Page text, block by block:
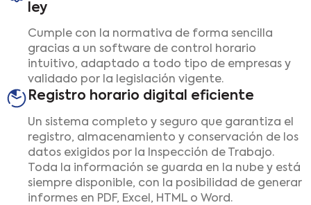
ley
Cumple con la normativa de forma sencilla
gracias a un software de control horario
intuitivo, adaptado a todo tipo de empresas y
validado por la legislación vigente.
Registro horario digital eficiente
Un sistema completo y seguro que garantiza el
registro, almacenamiento y conservación de los
datos exigidos por la Inspección de Trabajo.
Toda la información se guarda en la nube y está
siempre disponible, con la posibilidad de generar
informes en PDF, Excel, HTML o Word.